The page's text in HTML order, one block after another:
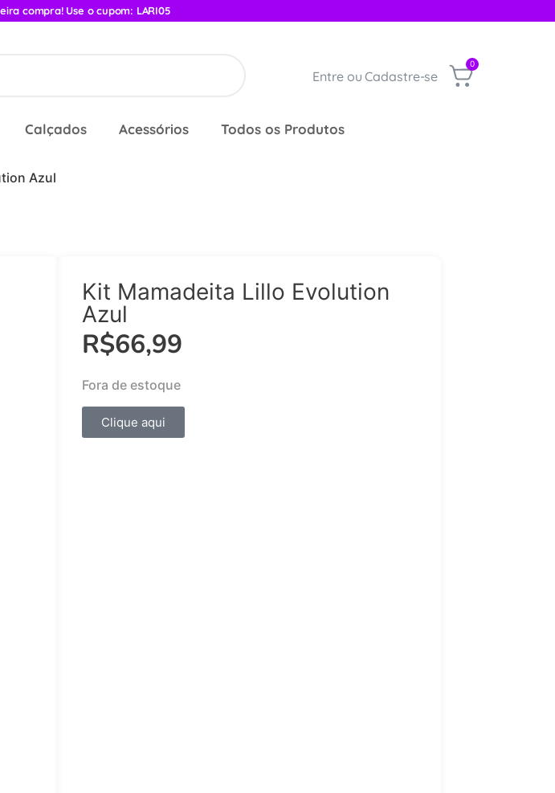
compra! Use o cupom: LARI05
Entre ou Cadastre-se
0
Calçados Acessórios Todos os Produtos
Azul
Kit Mamadeita Lillo Evolution
Azul
R$66,99
Fora de estoque
Clique aqui